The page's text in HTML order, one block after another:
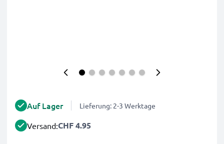
Auf Lager Lieferung: 2-3 Werktage
Versand:CHF 4.95